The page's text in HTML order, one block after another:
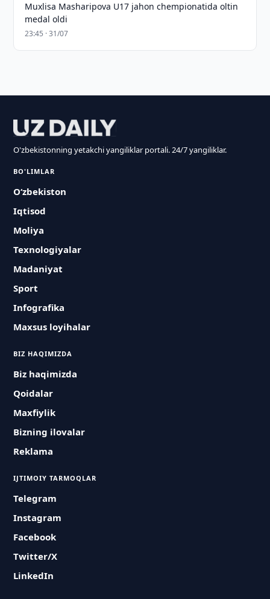
Muxlisa Masharipova U17 jahon chempionatida oltin
medal oldi
23:45 · 31/07
O'zbekistonning yetakchi yangiliklar portali. 24/7 yangiliklar.
BO'LIMLAR
O‘zbekiston
Iqtisod
Moliya
Texnologiyalar
Madaniyat
Sport
Infografika
Maxsus loyihalar
BIZ HAQIMIZDA
Biz haqimizda
Qoidalar
Maxfiylik
Bizning ilovalar
Reklama
IJTIMOIY TARMOQLAR
Telegram
Instagram
Facebook
Twitter/X
LinkedIn